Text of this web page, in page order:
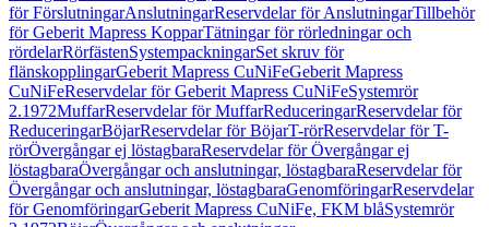
för FörslutningarAnslutningarReservdelar för AnslutningarTillbehör
för Geberit Mapress KopparTätningar för rörledningar och
rördelarRörfästenSystempackningarSet skruv för
flänskopplingarGeberit Mapress CuNiFeGeberit Mapress
CuNiFeReservdelar för Geberit Mapress CuNiFeSystemrör
2.1972MuffarReservdelar för MuffarReduceringarReservdelar för
ReduceringarBöjarReservdelar för BöjarT-rörReservdelar för T-
rörÖvergångar ej löstagbaraReservdelar för Övergångar ej
löstagbaraÖvergångar och anslutningar, löstagbaraReservdelar för
Övergångar och anslutningar, löstagbaraGenomföringarReservdelar
för GenomföringarGeberit Mapress CuNiFe, FKM blåSystemrör